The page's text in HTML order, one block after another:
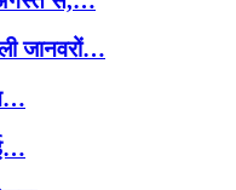
जानवरों…